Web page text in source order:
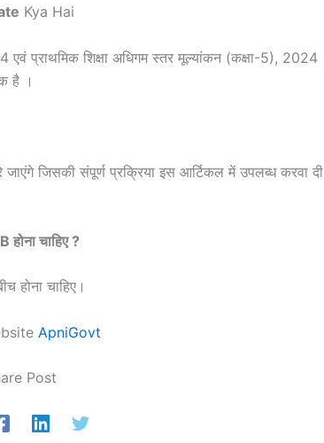
Kya Hai
एवं प्राथमिक शिक्षा अधिगम स्तर मूल्यांकन (कक्षा-5), 2024
है ।
जाएंगे जिसकी संपूर्ण प्रक्रिया इस आर्टिकल में उपलब्ध करवा दी
होना चाहिए ?
होना चाहिए।
ApniGovt
Post